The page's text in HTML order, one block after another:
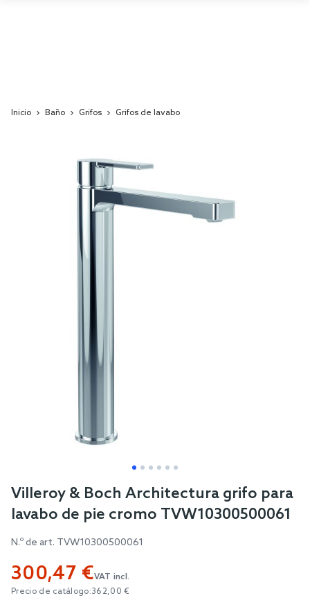
Inicio Baño Grifos Grifos de lavabo
Skip
to
beginning
the
images
Villeroy & Boch Architectura grifo para
lavabo de pie cromo TVW10300500061
N.º de art. TVW10300500061
300,47 €VAT incl.
Precio de catálogo:362,00 €